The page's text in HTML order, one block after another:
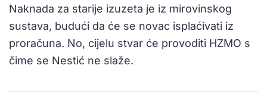
Naknada za starije izuzeta je iz mirovinskog
sustava, budući da će se novac isplaćivati iz
proračuna. No, cijelu stvar će provoditi HZMO s
čime se Nestić ne slaže.